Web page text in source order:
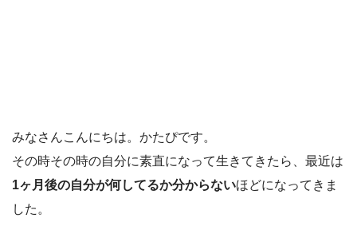
みなさんこんにちは。かたぴです。
その時その時の自分に素直になって生きてきたら、最近は
1ヶ月後の自分が何してるか分からないほどになってきま
した。